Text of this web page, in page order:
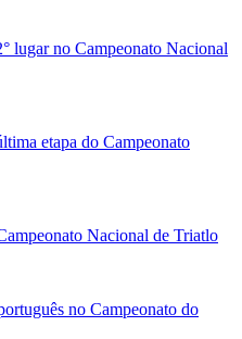
lugar no Campeonato Nacional
etapa do Campeonato
Nacional de Triatlo
no Campeonato do